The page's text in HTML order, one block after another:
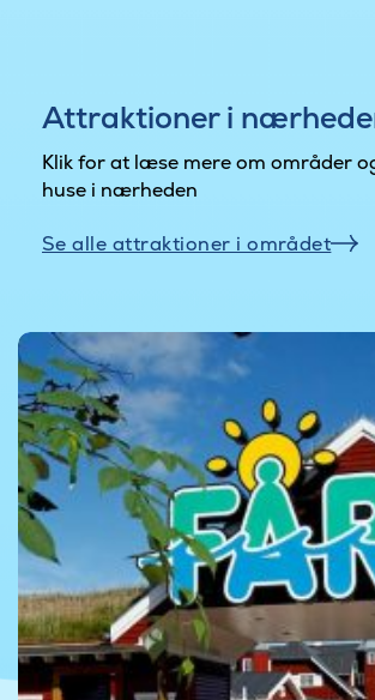
Attraktioner i
Klik for at læse mere om områder
huse i nærheden
Se alle attraktioner i området